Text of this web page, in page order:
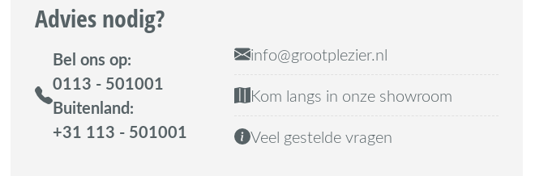
Advies nodig?
Bel ons op:
0113 - 501001
Buitenland:
+31 113 - 501001
info@grootplezier.nl
Kom langs in onze showroom
Veel gestelde vragen